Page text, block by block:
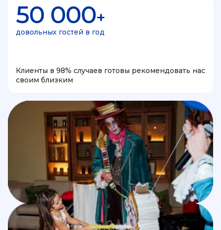
50 000+
довольных гостей в год
Клиенты в 98% случаев готовы рекомендовать нас
своим близким